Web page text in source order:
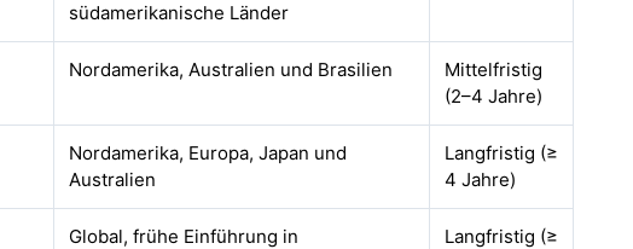
südamerikanische Länder
Nordamerika, Australien und Brasilien
Mittelfristig
(2–4 Jahre)
Nordamerika, Europa, Japan und
Australien
Langfristig (≥
4 Jahre)
Global, frühe Einführung in
Langfristig (≥